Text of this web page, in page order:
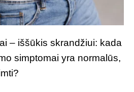
– iššūkis skrandžiui: kada
simptomai yra normalūs,